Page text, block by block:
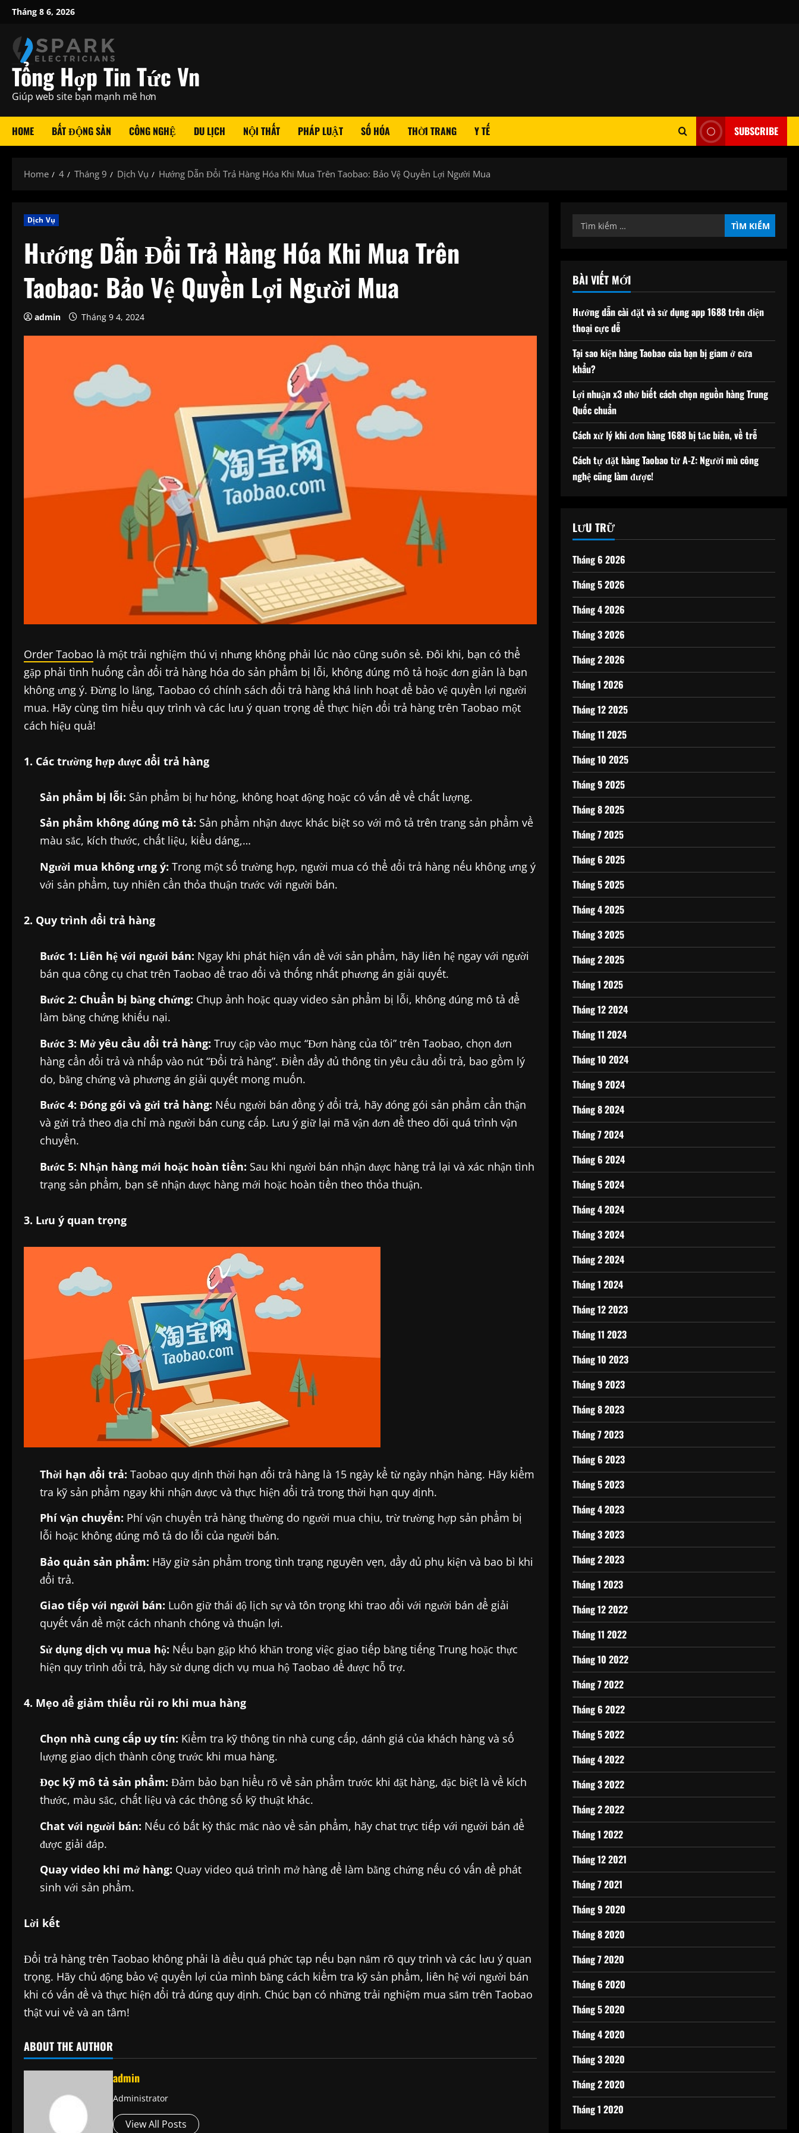
Skip
content
Tháng 8 6, 2026
Tổng Hợp Tin Tức Vn
Giúp web site bạn mạnh mẽ hơn
HOME BẤT ĐỘNG SẢN CÔNG NGHỆ DU LỊCH NỘI THẤT PHÁP LUẬT SỐ HÓA THỜI TRANG Y TẾ SUBSCRIBE
Home 4 Tháng 9 Dịch Vụ Hướng Dẫn Đổi Trả Hàng Hóa Khi Mua Trên Taobao: Bảo Vệ Quyền Lợi Người Mua
Dịch Vụ
Hướng Dẫn Đổi Trả Hàng Hóa Khi Mua Trên
Taobao: Bảo Vệ Quyền Lợi Người Mua
admin Tháng 9 4, 2024
Order Taobao là một trải nghiệm thú vị nhưng không phải lúc nào cũng suôn sẻ. Đôi khi, bạn có thể
gặp phải tình huống cần đổi trả hàng hóa do sản phẩm bị lỗi, không đúng mô tả hoặc đơn giản là bạn
không ưng ý. Đừng lo lắng, Taobao có chính sách đổi trả hàng khá linh hoạt để bảo vệ quyền lợi người
mua. Hãy cùng tìm hiểu quy trình và các lưu ý quan trọng để thực hiện đổi trả hàng trên Taobao một
cách hiệu quả!
1. Các trường hợp được đổi trả hàng
Sản phẩm bị lỗi: Sản phẩm bị hư hỏng, không hoạt động hoặc có vấn đề về chất lượng.
Sản phẩm không đúng mô tả: Sản phẩm nhận được khác biệt so với mô tả trên trang sản phẩm về
màu sắc, kích thước, chất liệu, kiểu dáng,…
Người mua không ưng ý: Trong một số trường hợp, người mua có thể đổi trả hàng nếu không ưng ý
với sản phẩm, tuy nhiên cần thỏa thuận trước với người bán.
2. Quy trình đổi trả hàng
Bước 1: Liên hệ với người bán: Ngay khi phát hiện vấn đề với sản phẩm, hãy liên hệ ngay với người
bán qua công cụ chat trên Taobao để trao đổi và thống nhất phương án giải quyết.
Bước 2: Chuẩn bị bằng chứng: Chụp ảnh hoặc quay video sản phẩm bị lỗi, không đúng mô tả để
làm bằng chứng khiếu nại.
Bước 3: Mở yêu cầu đổi trả hàng: Truy cập vào mục “Đơn hàng của tôi” trên Taobao, chọn đơn
hàng cần đổi trả và nhấp vào nút “Đổi trả hàng”. Điền đầy đủ thông tin yêu cầu đổi trả, bao gồm lý
do, bằng chứng và phương án giải quyết mong muốn.
Bước 4: Đóng gói và gửi trả hàng: Nếu người bán đồng ý đổi trả, hãy đóng gói sản phẩm cẩn thận
và gửi trả theo địa chỉ mà người bán cung cấp. Lưu ý giữ lại mã vận đơn để theo dõi quá trình vận
chuyển.
Bước 5: Nhận hàng mới hoặc hoàn tiền: Sau khi người bán nhận được hàng trả lại và xác nhận tình
trạng sản phẩm, bạn sẽ nhận được hàng mới hoặc hoàn tiền theo thỏa thuận.
3. Lưu ý quan trọng
Thời hạn đổi trả: Taobao quy định thời hạn đổi trả hàng là 15 ngày kể từ ngày nhận hàng. Hãy kiểm
tra kỹ sản phẩm ngay khi nhận được và thực hiện đổi trả trong thời hạn quy định.
Phí vận chuyển: Phí vận chuyển trả hàng thường do người mua chịu, trừ trường hợp sản phẩm bị
lỗi hoặc không đúng mô tả do lỗi của người bán.
Bảo quản sản phẩm: Hãy giữ sản phẩm trong tình trạng nguyên vẹn, đầy đủ phụ kiện và bao bì khi
đổi trả.
Giao tiếp với người bán: Luôn giữ thái độ lịch sự và tôn trọng khi trao đổi với người bán để giải
quyết vấn đề một cách nhanh chóng và thuận lợi.
Sử dụng dịch vụ mua hộ: Nếu bạn gặp khó khăn trong việc giao tiếp bằng tiếng Trung hoặc thực
hiện quy trình đổi trả, hãy sử dụng dịch vụ mua hộ Taobao để được hỗ trợ.
4. Mẹo để giảm thiểu rủi ro khi mua hàng
Chọn nhà cung cấp uy tín: Kiểm tra kỹ thông tin nhà cung cấp, đánh giá của khách hàng và số
lượng giao dịch thành công trước khi mua hàng.
Đọc kỹ mô tả sản phẩm: Đảm bảo bạn hiểu rõ về sản phẩm trước khi đặt hàng, đặc biệt là về kích
thước, màu sắc, chất liệu và các thông số kỹ thuật khác.
Chat với người bán: Nếu có bất kỳ thắc mắc nào về sản phẩm, hãy chat trực tiếp với người bán để
được giải đáp.
Quay video khi mở hàng: Quay video quá trình mở hàng để làm bằng chứng nếu có vấn đề phát
sinh với sản phẩm.
Lời kết
Đổi trả hàng trên Taobao không phải là điều quá phức tạp nếu bạn nắm rõ quy trình và các lưu ý quan
trọng. Hãy chủ động bảo vệ quyền lợi của mình bằng cách kiểm tra kỹ sản phẩm, liên hệ với người bán
khi có vấn đề và thực hiện đổi trả đúng quy định. Chúc bạn có những trải nghiệm mua sắm trên Taobao
thật vui vẻ và an tâm!
ABOUT THE AUTHOR
admin
Administrator
View All Posts
Tìm
kiếm
BÀI VIẾT MỚI
Hướng dẫn cài đặt và sử dụng app 1688 trên điện
thoại cực dễ
Tại sao kiện hàng Taobao của bạn bị giam ở cửa
khẩu?
Lợi nhuận x3 nhờ biết cách chọn nguồn hàng Trung
Quốc chuẩn
Cách xử lý khi đơn hàng 1688 bị tắc biên, về trễ
Cách tự đặt hàng Taobao từ A-Z: Người mù công
nghệ cũng làm được!
LƯU TRỮ
Tháng 6 2026
Tháng 5 2026
Tháng 4 2026
Tháng 3 2026
Tháng 2 2026
Tháng 1 2026
Tháng 12 2025
Tháng 11 2025
Tháng 10 2025
Tháng 9 2025
Tháng 8 2025
Tháng 7 2025
Tháng 6 2025
Tháng 5 2025
Tháng 4 2025
Tháng 3 2025
Tháng 2 2025
Tháng 1 2025
Tháng 12 2024
Tháng 11 2024
Tháng 10 2024
Tháng 9 2024
Tháng 8 2024
Tháng 7 2024
Tháng 6 2024
Tháng 5 2024
Tháng 4 2024
Tháng 3 2024
Tháng 2 2024
Tháng 1 2024
Tháng 12 2023
Tháng 11 2023
Tháng 10 2023
Tháng 9 2023
Tháng 8 2023
Tháng 7 2023
Tháng 6 2023
Tháng 5 2023
Tháng 4 2023
Tháng 3 2023
Tháng 2 2023
Tháng 1 2023
Tháng 12 2022
Tháng 11 2022
Tháng 10 2022
Tháng 7 2022
Tháng 6 2022
Tháng 5 2022
Tháng 4 2022
Tháng 3 2022
Tháng 2 2022
Tháng 1 2022
Tháng 12 2021
Tháng 7 2021
Tháng 9 2020
Tháng 8 2020
Tháng 7 2020
Tháng 6 2020
Tháng 5 2020
Tháng 4 2020
Tháng 3 2020
Tháng 2 2020
Tháng 1 2020